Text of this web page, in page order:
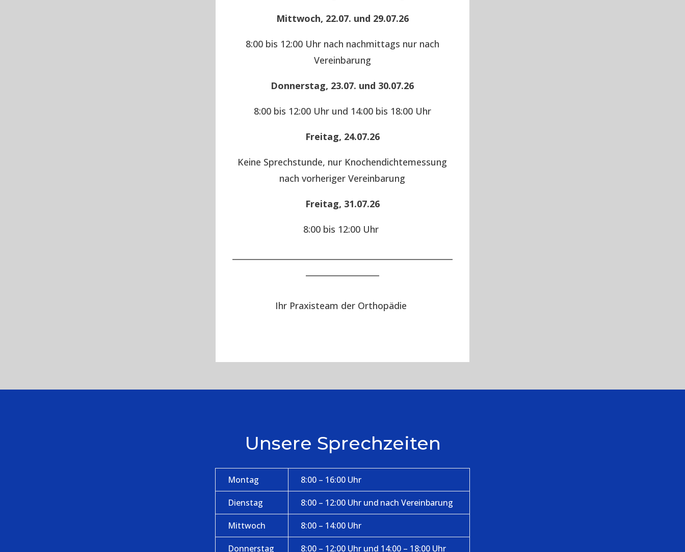
Mittwoch, 22.07. und 29.07.26
8:00 bis 12:00 Uhr nach nachmittags nur nach
Vereinbarung
Donnerstag, 23.07. und 30.07.26
8:00 bis 12:00 Uhr und 14:00 bis 18:00 Uhr
Freitag, 24.07.26
Keine Sprechstunde, nur Knochendichtemessung
nach vorheriger Vereinbarung
Freitag, 31.07.26
8:00 bis 12:00 Uhr
Ihr Praxisteam der Orthopädie
Unsere Sprechzeiten
Montag 8:00 – 16:00 Uhr
Dienstag 8:00 – 12:00 Uhr und nach Vereinbarung
Mittwoch 8:00 – 14:00 Uhr
Donnerstag 8:00 – 12:00 Uhr und 14:00 – 18:00 Uhr